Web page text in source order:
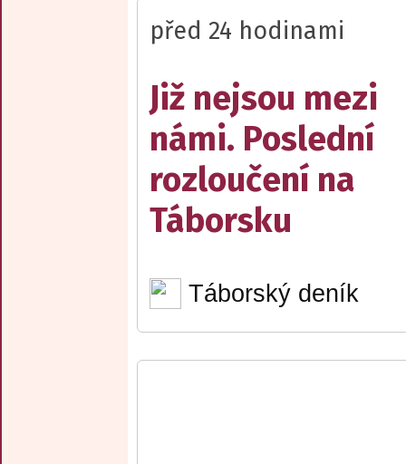
před 24 hodinami
Již nejsou mezi
námi. Poslední
rozloučení na
Táborsku
Táborský deník